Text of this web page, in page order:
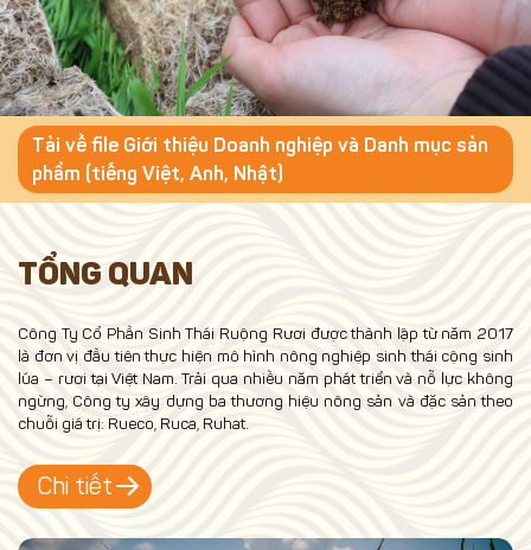
Tải về file Giới thiệu Doanh nghiệp và Danh mục sản
phẩm (tiếng Việt, Anh, Nhật)
TỔNG QUAN
Công Ty Cổ Phần Sinh Thái Ruộng Rươi được thành lập từ năm 2017
là đơn vị đầu tiên thực hiện mô hình nông nghiệp sinh thái cộng sinh
lúa – rươi tại Việt Nam. Trải qua nhiều năm phát triển và nỗ lực không
ngừng, Công ty xây dựng ba thương hiệu nông sản và đặc sản theo
chuỗi giá trị: Rueco, Ruca, Ruhat.
Chi tiết